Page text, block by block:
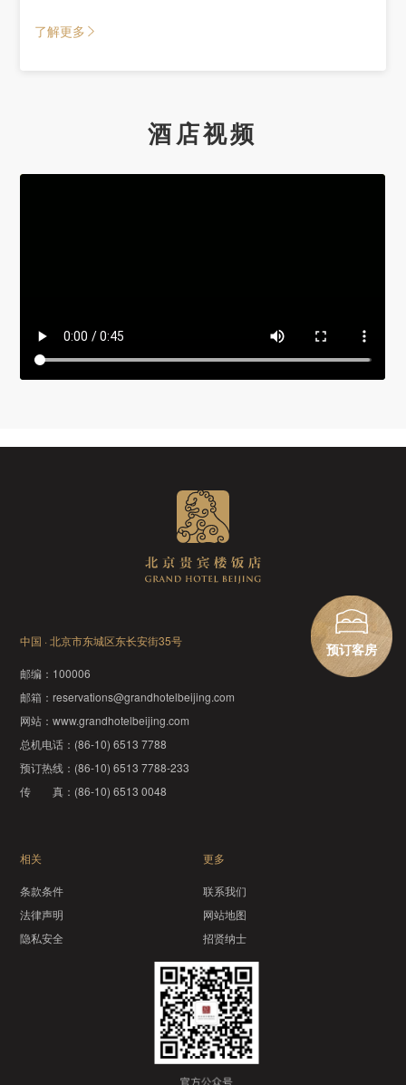
瓦红墙、碧水潺潺，繁华的长安街车流不息，令您感受到古
了解更多
酒店视频
中国 · 北京市东城区东长安街35号
邮编： 100006
邮箱：reservations@grandhotelbeijing.com
网站：www.grandhotelbeijing.com
总机电话： (86-10) 6513 7788
预订热线： (86-10) 6513 7788-233
传 真： (86-10) 6513 0048
相关
条款条件
法律声明
隐私安全
更多
联系我们
网站地图
招贤纳士
预订客房